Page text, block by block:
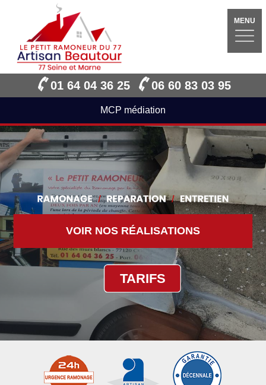
MENU
01 64 04 36 25 06 60 83 03 95
MCP médiation
VOIR NOS RÉALISATIONS
TARIFS